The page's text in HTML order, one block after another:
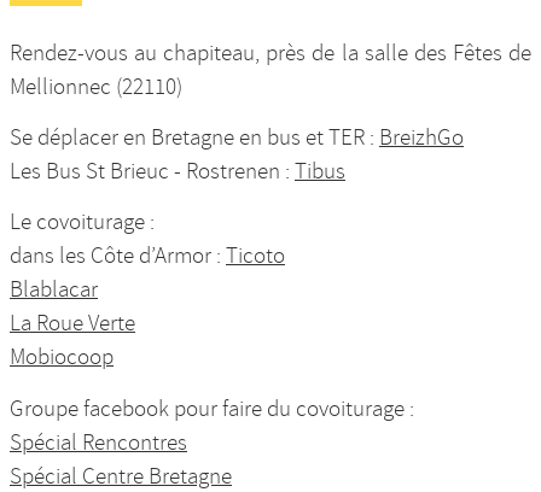
Rendez-vous au chapiteau, près de la salle des Fêtes de
Mellionnec (22110)
Se déplacer en Bretagne en bus et TER : BreizhGo
Les Bus St Brieuc - Rostrenen : Tibus
Le covoiturage :
dans les Côte d’Armor : Ticoto
Blablacar
La Roue Verte
Mobiocoop
Groupe facebook pour faire du covoiturage :
Spécial Rencontres
Spécial Centre Bretagne